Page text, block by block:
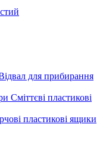
для прибирання
Cміттєві пластикові
пластикові ящики